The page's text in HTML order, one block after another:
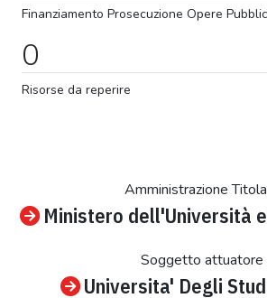
Finanziamento Prosecuzione Opere
0
Risorse da reperire
Amministrazione
Ministero dell'Università
Soggetto attuatore
Universita' Degli